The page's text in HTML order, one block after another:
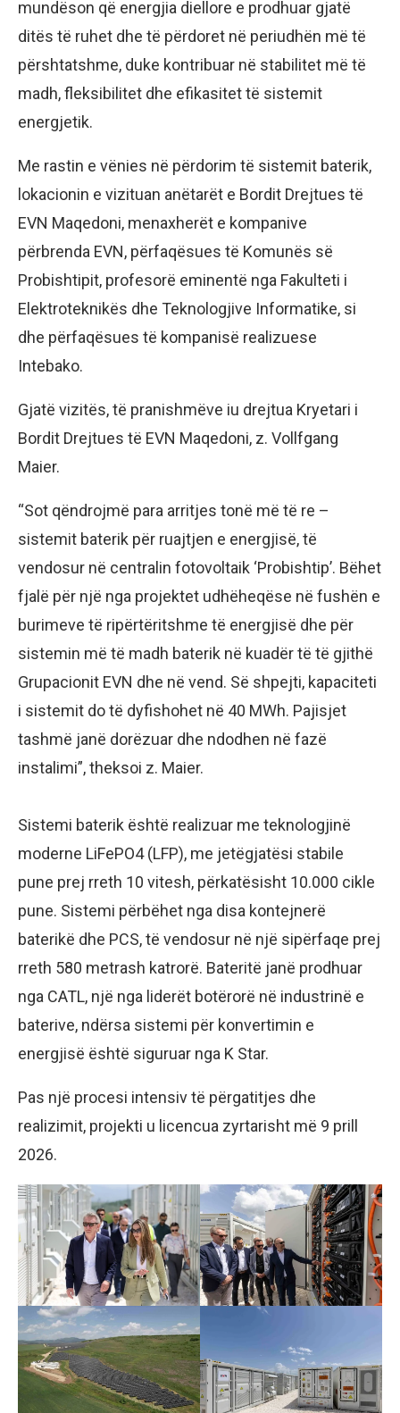
mundëson që energjia diellore e prodhuar gjatë
ditës të ruhet dhe të përdoret në periudhën më të
përshtatshme, duke kontribuar në stabilitet më të
madh, fleksibilitet dhe efikasitet të sistemit
energjetik.
Me rastin e vënies në përdorim të sistemit baterik,
lokacionin e vizituan anëtarët e Bordit Drejtues të
EVN Maqedoni, menaxherët e kompanive
përbrenda EVN, përfaqësues të Komunës së
Probishtipit, profesorë eminentë nga Fakulteti i
Elektroteknikës dhe Teknologjive Informatike, si
dhe përfaqësues të kompanisë realizuese
Intebako.
Gjatë vizitës, të pranishmëve iu drejtua Kryetari i
Bordit Drejtues të EVN Maqedoni, z. Vollfgang
Maier.
“Sot qëndrojmë para arritjes tonë më të re –
sistemit baterik për ruajtjen e energjisë, të
vendosur në centralin fotovoltaik ‘Probishtip’. Bëhet
fjalë për një nga projektet udhëheqëse në fushën e
burimeve të ripërtëritshme të energjisë dhe për
sistemin më të madh baterik në kuadër të të gjithë
Grupacionit EVN dhe në vend. Së shpejti, kapaciteti
i sistemit do të dyfishohet në 40 MWh. Pajisjet
tashmë janë dorëzuar dhe ndodhen në fazë
instalimi”, theksoi z. Maier.
Sistemi baterik është realizuar me teknologjinë
moderne LiFePO4 (LFP), me jetëgjatësi stabile
pune prej rreth 10 vitesh, përkatësisht 10.000 cikle
pune. Sistemi përbëhet nga disa kontejnerë
baterikë dhe PCS, të vendosur në një sipërfaqe prej
rreth 580 metrash katrorë. Bateritë janë prodhuar
nga CATL, një nga liderët botërorë në industrinë e
baterive, ndërsa sistemi për konvertimin e
energjisë është siguruar nga K Star.
Pas një procesi intensiv të përgatitjes dhe
realizimit, projekti u licencua zyrtarisht më 9 prill
2026.